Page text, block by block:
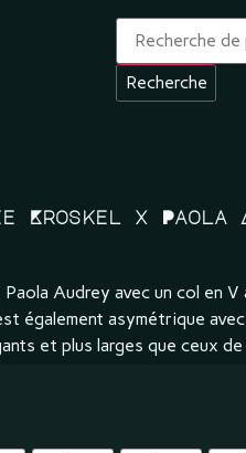
Recherche
Kroskel x Paola
Audrey avec un col en
également asymétrique
et plus larges que ceux de